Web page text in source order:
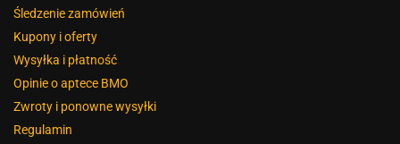
Śledzenie zamówień
Kupony i oferty
Wysyłka i płatność
Opinie o aptece BMO
Zwroty i ponowne wysyłki
Regulamin